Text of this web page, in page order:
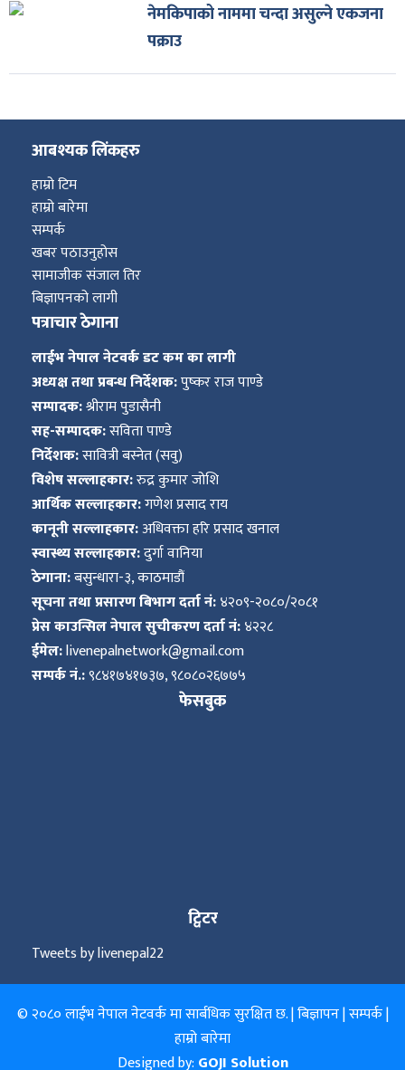
नेमकिपाको नाममा चन्दा असुल्ने एकजना
पक्राउ
आबश्यक लिंकहरु
हाम्रो टिम
हाम्रो बारेमा
सम्पर्क
खबर पठाउनुहोस
सामाजीक संजाल तिर
बिज्ञापनको लागी
पत्राचार ठेगाना
लाईभ नेपाल नेटवर्क डट कम का लागी
अध्यक्ष तथा प्रबन्ध निर्देशक:पुष्कर राज पाण्डे
सम्पादक:श्रीराम पुडासैनी
सह-सम्पादक:सविता पाण्डे
निर्देशक:सावित्री बस्नेत (सवु)
विशेष सल्लाहकार:रुद्र कुमार जोशि
आर्थिक सल्लाहकार:गणेश प्रसाद राय
कानूनी सल्लाहकार:अधिवक्ता हरि प्रसाद खनाल
स्वास्थ्य सल्लाहकार:दुर्गा वानिया
ठेगाना:बसुन्धारा-३, काठमाडौं
सूचना तथा प्रसारण बिभाग दर्ता नं:४२०९-२०८०/२०८१
प्रेस काउन्सिल नेपाल सुचीकरण दर्ता नं:४२२८
ईमेल:livenepalnetwork@gmail.com
सम्पर्क नं.:९८४१७४१७३७, ९८०८०२६७७५
फेसबुक
ट्विटर
Tweets by livenepal22
© २०८० लाईभ नेपाल नेटवर्क मा सार्बधिक सुरक्षित छ. |बिज्ञापन|सम्पर्क|
हाम्रो बारेमा
Designed by: GOJI Solution